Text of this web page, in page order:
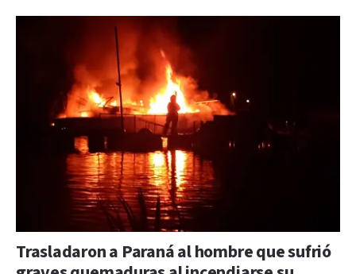
Trasladaron a Paraná al hombre que sufrió